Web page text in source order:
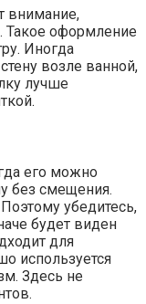
внимание,
Такое оформление
Иногда
возле ванной,
лучше
его можно
без смещения.
убедитесь,
будет виден
для
используется
Здесь не